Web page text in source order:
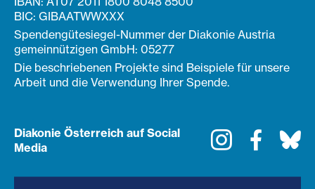
BIC: GIBAATWWXXX
Spendengütesiegel-Nummer der Diakonie Austria
gemeinnützigen GmbH: 05277
Die beschriebenen Projekte sind Beispiele für unsere
Arbeit und die Verwendung Ihrer Spende.
Diakonie Österreich auf Social
Media
Instagram